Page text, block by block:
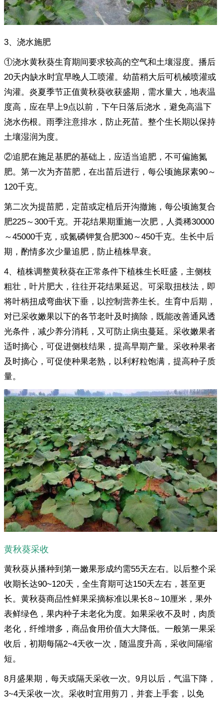
3、浇水施肥
①浇水黄秋葵生育期间要求较高的空气和土壤湿度。播后
20天内缺水时宜早晚人工喷灌。幼苗稍大后可机械喷灌或
沟灌。炎夏季节正值黄秋葵收获盛期，需水量大，地表温
度高，应在早上9点以前，下午日落后浇水，避免高温下
浇水伤根。雨季注意排水，防止死苗。整个生长期以保持
土壤湿润为度。
②追肥在施足基肥的基础上，应适当追肥，不可偏施氮
肥。第一次为齐苗肥，在出苗后进行，每公顷施尿素90～
120千克。
第二次为提苗肥，定苗或定植后开沟撤施，每公顷施复合
肥225～300千克。开花结果期重施一次肥，人粪稀30000
～45000千克，或氮磷钾复合肥300～450千克。生长中后
期，酌情多次少量追肥，防止植株早衰。
4、植株调整黄秋葵在正常条件下植株生长旺盛，主侧枝
粗壮，叶片肥大，往往开花结果延迟。可采取扭枝法，即
将叶柄扭成弯曲状下垂，以控制营养生长。生育中后期，
对已采收嫩果以下的各节老叶及时摘除，既能改善通风透
光条件，减少养分消耗，又可防止病虫蔓延。采收嫩果者
适时摘心，可促进侧枝结果，提高早期产量。采收种果者
及时摘心，可促使种果老熟，以利籽粒饱满，提高种子质
量。
黄秋葵采收
黄秋葵从播种到第一嫩果形成约需55天左右。以后整个采
收期长达90~120天，全生育期可达150天左右，甚至更
长。黄秋葵商品性鲜果采摘标准以果长8～10厘米，果外
表鲜绿色，果内种子未老化为度。如果采收不及时，肉质
老化，纤维增多，商品食用价值大大降低。一般第一果采
收后，初期每隔2~4天收一次，随温度升高，采收间隔缩
短。
8月盛果期，每天或隔天采收一次。9月以后，气温下降，
3~4天采收一次。采收时宜用剪刀，并套上手套，以免